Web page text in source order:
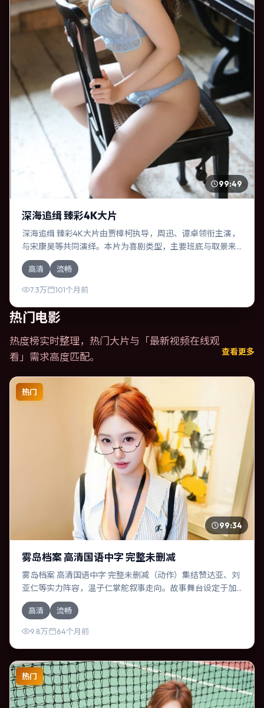
99:49
深海追缉 臻彩4K大片
深海追缉 臻彩4K大片由贾樟柯执导，周迅、谭卓领衔主演，
与宋康昊等共同演绎。本片为喜剧类型，主要班底与取景来
自英国。时间循环困住主角，每一次醒来规则都在改变。影
片整体气质浓烈，节奏紧凑，人物动机清晰，适合喜欢强情
节与细腻表演的观众。
高清 流畅
7.3万 101个月前
热门电影
热度榜实时整理，热门大片与「最新视频在线观
看 」需求高度匹配。 查看更多
热门
99:34
雾岛档案 高清国语中字 完整未删减
雾岛档案 高清国语中字 完整未删减（动作）集结赞达亚、刘
亚仁等实力阵容，温子仁掌舵叙事走向。故事舞台设定于加
拿大，围绕一次意外选择展开连锁反应；配乐与色彩高度服
务于主题，结尾留白耐人寻味。
高清 流畅
9.8万 64个月前
热门